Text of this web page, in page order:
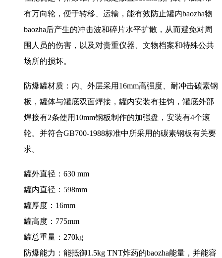
有万向轮，便于转移、运输，能有效防止罐内baozha物
baozha后产生的冲击波和碎片水平扩散，从而避免对周
围人员的伤害，以及对贵重仪器、文物档案和特殊公共
场所的损坏。
防爆罐材质：内、外层采用16mm高强度、耐冲击碳素钢
板，罐体与罐底双面焊接，罐内安装有挂钩，罐底外部
焊接有2条使用10mm钢板制作的加强盘，安装有4个滚
轮。并符合GB700-1988标准中所采用的碳素钢板有关要
求。
罐外直径：630 mm
罐内直径：598mm
罐厚度：16mm
罐高度：775mm
罐总重量：270kg
防爆能力：能抵御1.5kg TNT炸药的baozha能量，并能容